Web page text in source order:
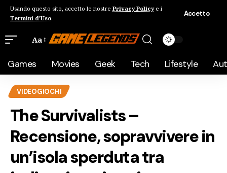
Usando questo sito, accetto le nostre Privacy Policye i
Termini d'Uso.
Accetto
Aa
Games Movies Geek Tech Lifestyle
VIDEOGIOCHI
The Survivalists –
Recensione, sopravvivere in
un’isola sperduta tra